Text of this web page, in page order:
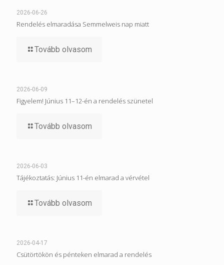
2026-06-26
Rendelés elmaradása Semmelweis nap miatt
Tovább olvasom
2026-06-09
Figyelem! Június 11–12-én a rendelés szünetel
Tovább olvasom
2026-06-03
Tájékoztatás: Június 11-én elmarad a vérvétel
Tovább olvasom
2026-04-17
Csütörtökön és pénteken elmarad a rendelés